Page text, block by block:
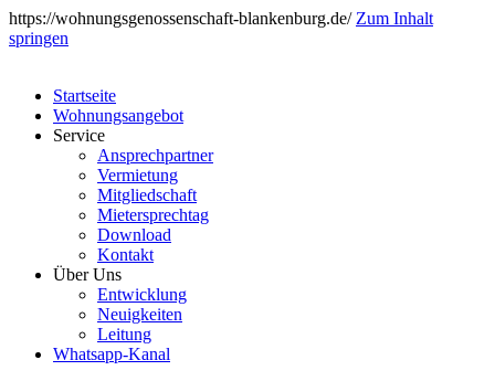
https://wohnungsgenossenschaft-blankenburg.de/ Zum Inhalt
springen
Startseite
Wohnungsangebot
Service
Ansprechpartner
Vermietung
Mitgliedschaft
Mietersprechtag
Download
Kontakt
Über Uns
Entwicklung
Neuigkeiten
Leitung
Whatsapp-Kanal